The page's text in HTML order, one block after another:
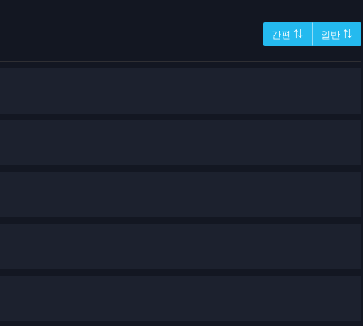
간편 ⇅ 일반 ⇅